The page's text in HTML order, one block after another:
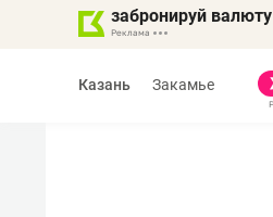
забронируй валюту
Казань Закамье